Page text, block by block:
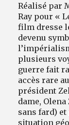
Réalisé par
Ray pour «
film dresse
devenu
plusieurs
guerre fait
accès rare
président
dame,
sans fard)
situation